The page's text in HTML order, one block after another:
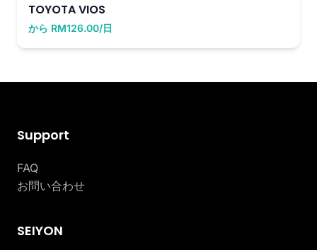
TOYOTA VIOS
から RM126.00/日
SEIYON
Support
FAQ
お問い合わせ